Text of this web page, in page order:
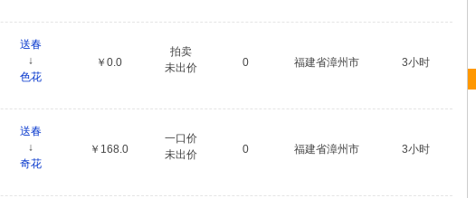
送春
↓
色花
￥0.0
拍卖
未出价
0 福建省漳州市 3小时
送春
↓
奇花
￥168.0
一口价
未出价
0 福建省漳州市 3小时